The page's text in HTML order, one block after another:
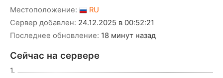
Местоположение:
RU
Сервер добавлен: 24.12.2025 в 00:52:21
Последнее обновление: 18 минут назад
Сейчас на сервере
1.